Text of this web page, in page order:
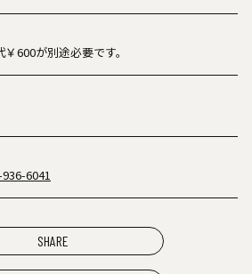
600が別途必要です。
6041
SHARE